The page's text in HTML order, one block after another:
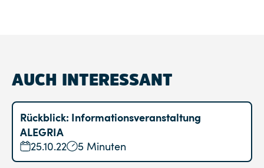
AUCH INTERESSANT
Rückblick: Informationsveranstaltung
ALEGRIA
25.10.22 5 Minuten